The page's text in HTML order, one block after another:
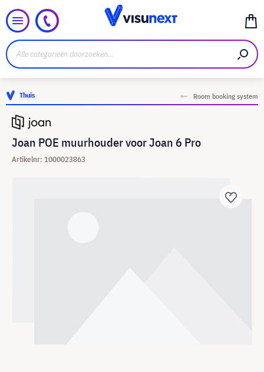
Thuis Room booking system
Joan POE muurhouder voor Joan 6 Pro
Artikelnr: 1000023863